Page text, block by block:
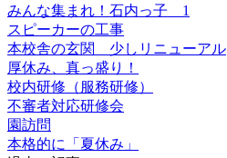
みんな集まれ！石内っ子 1
スピーカーの工事
本校舎の玄関 少しリニューアル
厚休み、真っ盛り！
校内研修（服務研修）
不審者対応研修会
園訪問
本格的に「夏休み」